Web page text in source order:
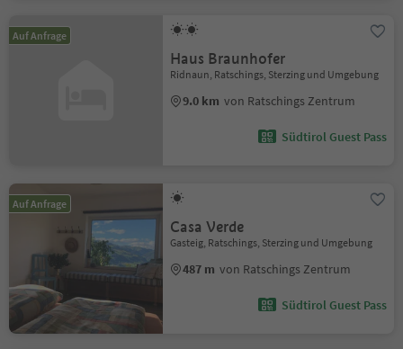
Auf Anfrage
Haus Braunhofer
Ridnaun, Ratschings, Sterzing und Umgebung
9.0 km von Ratschings Zentrum
Südtirol Guest Pass
Auf Anfrage
Casa Verde
Gasteig, Ratschings, Sterzing und Umgebung
487 m von Ratschings Zentrum
Südtirol Guest Pass